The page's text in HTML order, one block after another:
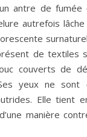
antre de fumée
autrefois
de textiles
couverts de
yeux ne sont
Elle tient
manière